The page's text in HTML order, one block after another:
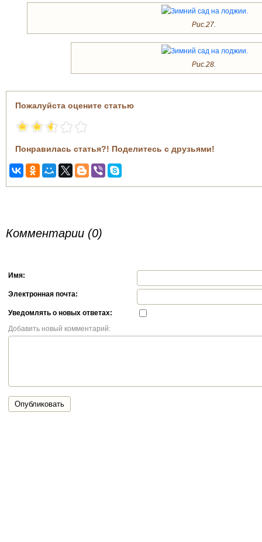
Рис.27.
Рис.28.
Пожалуйста оцените статью
Понравилась статья?! Поделитесь с друзьями!
Комментарии (0)
Имя:
Электронная почта:
Уведомлять о новых ответах:
Добавить новый комментарий:
Опубликовать